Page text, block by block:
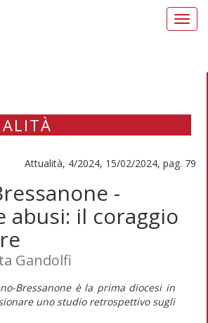
Attualità, 4/2024, 15/02/2024, pag. 79
-
abusi: il coraggio
Gandolfi
Bressanone è la prima diocesi in
uno studio retrospettivo sugli